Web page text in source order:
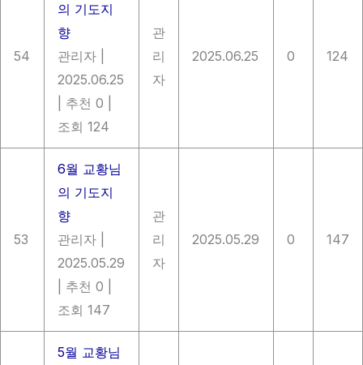
54
의 기도지
향
관리자
2025.06.25
추천 0
조회 124
관
리
자
2025.06.25 0 124
53
6월 교황님
의 기도지
향
관리자
2025.05.29
추천 0
조회 147
관
리
자
2025.05.29 0 147
5월 교황님